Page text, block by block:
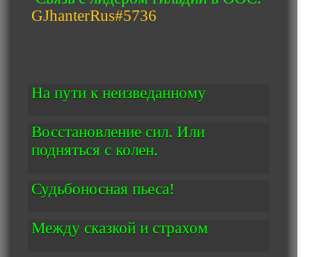
GJhanterRus#5736
На пути к неизведанному
Восстановление сил. Или
подняться с колен.
Судьбоносная пьеса!
Между сказкой и страхом